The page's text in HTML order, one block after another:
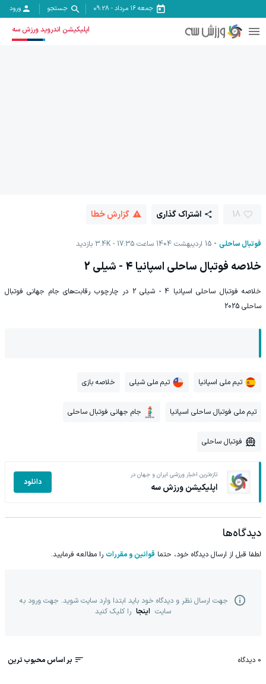
جمعه ۱۶ مرداد -
09:28 جستجو ورود
اپلیکیشن اندروید ورزش سه
فوتبال ساحلی 15 اردیبهشت 1404 ساعت 17:35 3.4K بازدید
18 اشتراک گذاری گزارش خطا
خلاصه فوتبال ساحلی اسپانیا 4 - شیلی 2
خلاصه فوتبال ساحلی اسپانیا 4 - شیلی 2 در چارچوب رقابت‌های جام جهانی فوتبال
ساحلی 2025
تیم ملی اسپانیا تیم ملی شیلی خلاصه بازی
تیم ملی فوتبال ساحلی اسپانیا جام جهانی فوتبال ساحلی
فوتبال ساحلی
تازه‌ترین اخبار ورزشی ایران و جهان در
اپلیکیشن ورزش سه دانلود
دیدگاه‌ها
لطفا قبل از ارسال دیدگاه خود، حتما قوانین و مقررات را مطالعه فرمایید.
جهت ارسال نظر و دیدگاه خود باید ابتدا وارد سایت شوید. جهت ورود به
سایت اینجا را کلیک کنید
0 دیدگاه بر اساس محبوب ترین